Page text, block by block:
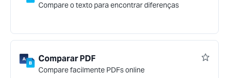
Compare o texto para encontrar diferenças
Comparar PDF
Compare facilmente PDFs online